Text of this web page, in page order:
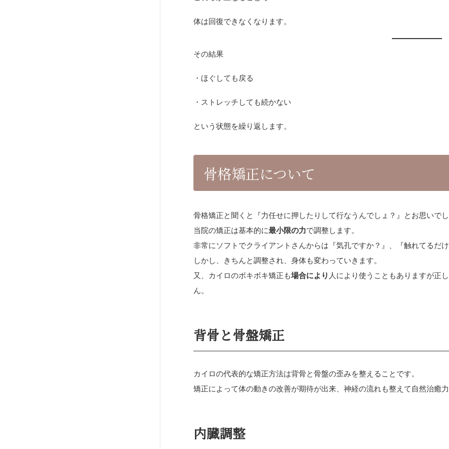
体は回復できなくなります。
その結果
・ほぐしても戻る
・ストレッチしても続かない
という状態を繰り返します。
骨格矯正について
骨格矯正と聞くと『力任せに押したりして行なうんでしょ？』とお思いでし
当院の矯正は基本的に最小限の力で調整します。
非常にソフトでクライアントさんからは『気孔ですか？』、『触れてるだ
しかし、きちんと調整され、身体も変わっていきます。
又、カイロのボキボキ矯正も場合により 人により使うこともありますが正
ん。
背骨と骨盤矯正
カイロの代表的な矯正方法は背骨と骨盤の歪みを整えることです。
矯正によって体の動きの改善が期待が出来、神経の流れも整えて自然治癒
内臓調整